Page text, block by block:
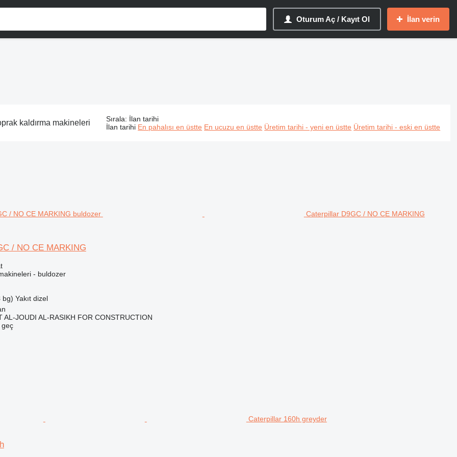
Oturum Aç / Kayıt Ol İlan verin
kaldırma makineleri Sırala: İlan tarihi
İlan tarihi En pahalısı en üstte En ucuzu en üstte Üretim tarihi - yeni en üstte Üretim tarihi - eski en üstte
Caterpillar D9GC / NO CE MARKING
/ NO CE MARKING
- buldozer
bg) Yakıt dizel
AL-JOUDI AL-RASIKH FOR CONSTRUCTION
geç
Caterpillar 160h greyder